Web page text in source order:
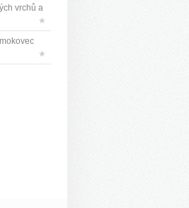
vrchů a
★
★